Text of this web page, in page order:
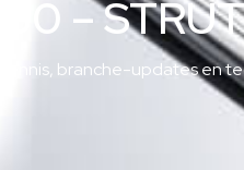
–
branche-updates en